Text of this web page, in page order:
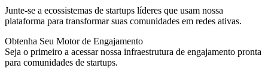
Junte-se a ecossistemas de startups líderes que usam nossa
plataforma para transformar suas comunidades em redes ativas.
Obtenha Seu Motor de Engajamento
Seja o primeiro a acessar nossa infraestrutura de engajamento pronta
para comunidades de startups.